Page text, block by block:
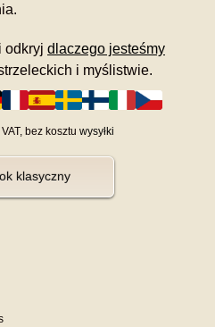
odkryj dlaczego jesteśmy
i myślistwie.
bez kosztu wysyłki
klasyczny